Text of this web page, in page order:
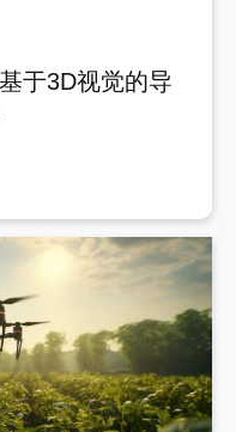
于3D视觉的导